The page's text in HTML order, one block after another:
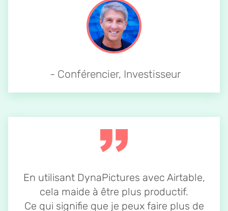
- Conférencier, Investisseur
En utilisant DynaPictures avec Airtable,
cela maide à être plus productif.
Ce qui signifie que je peux faire plus de